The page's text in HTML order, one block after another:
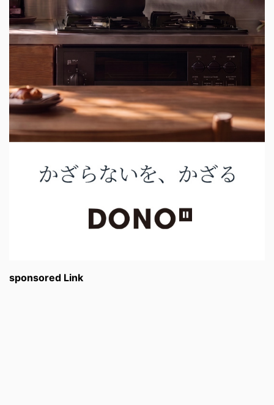
sponsored Link